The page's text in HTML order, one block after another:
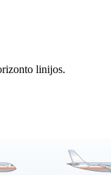
linijos.